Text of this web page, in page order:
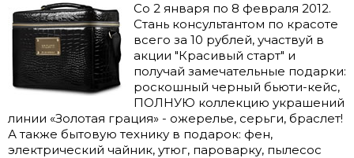
Со 2 января по 8 февраля 2012.
Стань консультантом по красоте
всего за 10 рублей, участвуй в
акции "Красивый старт" и
получай замечательные подарки:
роскошный черный бьюти-кейс,
ПОЛНУЮ коллекцию украшений
линии «Золотая грация» - ожерелье, серьги, браслет!
А также бытовую технику в подарок: фен,
электрический чайник, утюг, пароварку, пылесос